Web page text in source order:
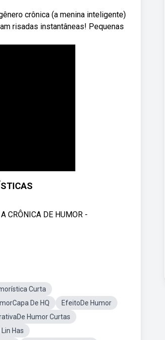
crônica (a menina inteligente)
risadas instantâneas! Pequenas
DE HUMOR -
Curta
De HQ
EfeitoDe Humor
Humor Curtas
Has